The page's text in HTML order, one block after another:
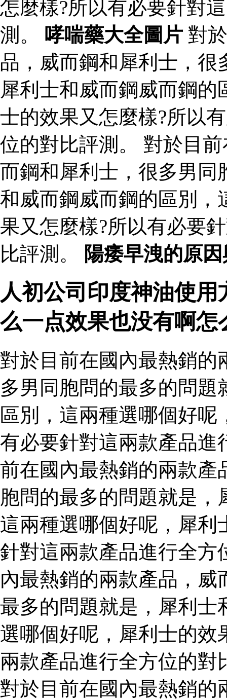
怎麼樣?所以有必要針對
測。 哮喘藥大全圖片 對
品，威而鋼和犀利士，
犀利士和威而鋼威而鋼
士的效果又怎麼樣?所以
位的對比評測。 對於目
而鋼和犀利士，很多男同
和威而鋼威而鋼的區別，
果又怎麼樣?所以有必要
比評測。
陽痿早洩的原
人初公司印度神油使
么一点效果也没有啊怎
對於目前在國內最熱銷的
多男同胞問的最多的問
區別，這兩種選哪個好呢
有必要針對這兩款產品進
前在國內最熱銷的兩款產
胞問的最多的問題就是
這兩種選哪個好呢，犀利
針對這兩款產品進行全方
內最熱銷的兩款產品，
最多的問題就是，犀利士
選哪個好呢，犀利士的效
兩款產品進行全方位的
對於目前在國內最熱銷的